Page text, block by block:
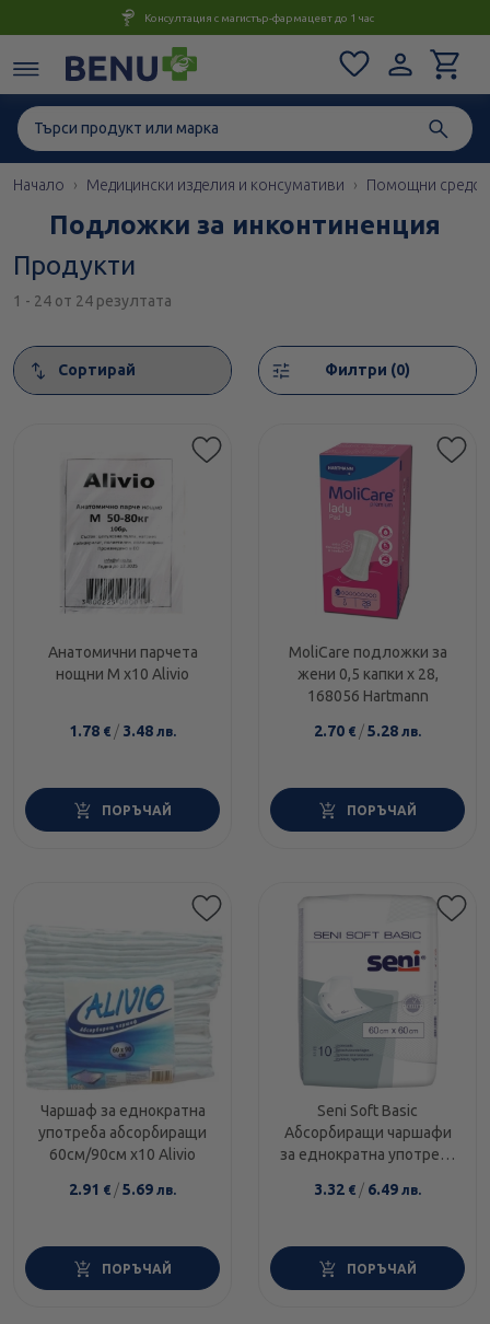
Консултация с магистър-фармацевт до 1 час
Начало Медицински изделия и консумативи Помощни
Подложки за инконтиненция
Продукти
1 - 24 от 24 резултата
Сортирай
Филтри (0)
Анатомични парчета
нощни M x10 Alivio
1.78 € / 3.48 лв.
ПОРЪЧАЙ
MoliCare подложки за
жени 0,5 капки х 28,
168056 Hartmann
2.70 € /5.28 лв.
ПОРЪЧАЙ
Чаршаф за еднократна
употреба абсорбиращи
60см/90см х10 Alivio
2.91 € /5.69 лв.
ПОРЪЧАЙ
Seni Soft Basic
Абсорбиращи чаршафи
за еднократна употреба
3.32 € / 6.49 лв.
ПОРЪЧАЙ